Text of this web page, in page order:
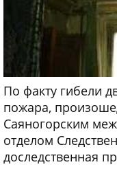
По факту гибели
пожара,
Саяногорским
отделом
доследственная